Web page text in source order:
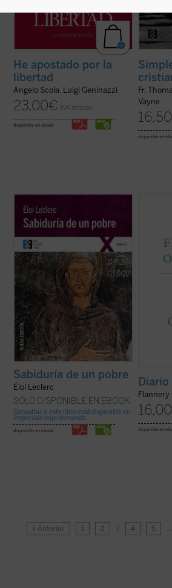
He apostado por la
libertad
Angelo Scola, Luigi Geninazzi
23,00€ IVA incluido
disponible en ebook:
Fr.
Vayne
16,50
disponible en
En este gran clásico de la literatura
espiritual, el franciscano francés Éloi
Leclerc lleva a cabo una entrañable
relectura de la «sabiduría» del Pobrecillo
y con una perspectiva totalmente ...
(ver
ficha)
Sabiduría de un pobre
Éloi Leclerc
SÓLO DISPONIBLE EN EBOOK
Consultar si este libro está disponible en
impresión bajo demanda
disponible en ebook:
contenía
Dios».
supuesto un
16,00
disponible en
« Anterior 1 2 3 4 5 …